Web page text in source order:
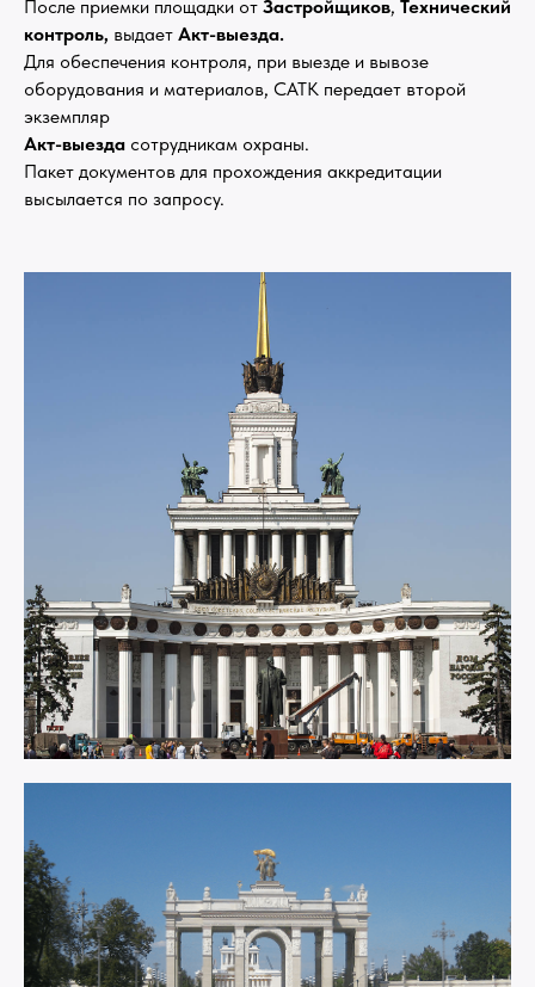
После приемки площадки от Застройщиков, Технический
контроль, выдает Акт-выезда.
Для обеспечения контроля, при выезде и вывозе
оборудования и материалов, САТК передает второй
экземпляр
Акт-выезда сотрудникам охраны.
Пакет документов для прохождения аккредитации
высылается по запросу.